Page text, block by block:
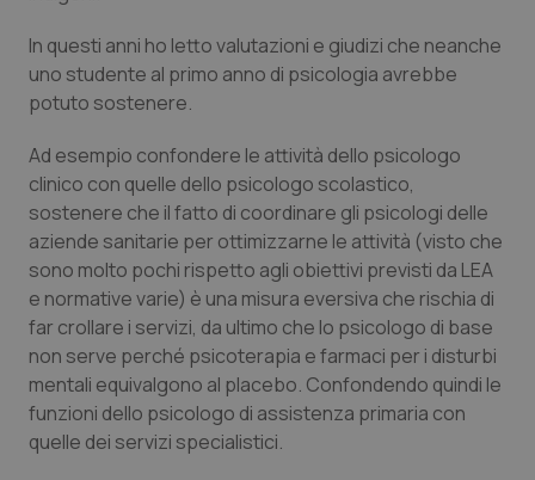
Emilia-Romagna
Friuli Venezia Giulia
Lazio
Liguria
Lombardia
Marche
Colesterolo & coronaropatie
Dermatite Atopica
Diabete & glucometri
Disturbi dell’umore
Dolore
Donna & Salute
In questi anni ho letto valutazioni e giudizi che neanche
uno studente al primo anno di psicologia avrebbe
potuto sostenere.
Ad esempio confondere le attività dello psicologo
clinico con quelle dello psicologo scolastico,
sostenere che il fatto di coordinare gli psicologi delle
aziende sanitarie per ottimizzarne le attività (visto che
sono molto pochi rispetto agli obiettivi previsti da LEA
e normative varie) è una misura eversiva che rischia di
far crollare i servizi, da ultimo che lo psicologo di base
non serve perché psicoterapia e farmaci per i disturbi
mentali equivalgono al placebo. Confondendo quindi le
funzioni dello psicologo di assistenza primaria con
quelle dei servizi specialistici.